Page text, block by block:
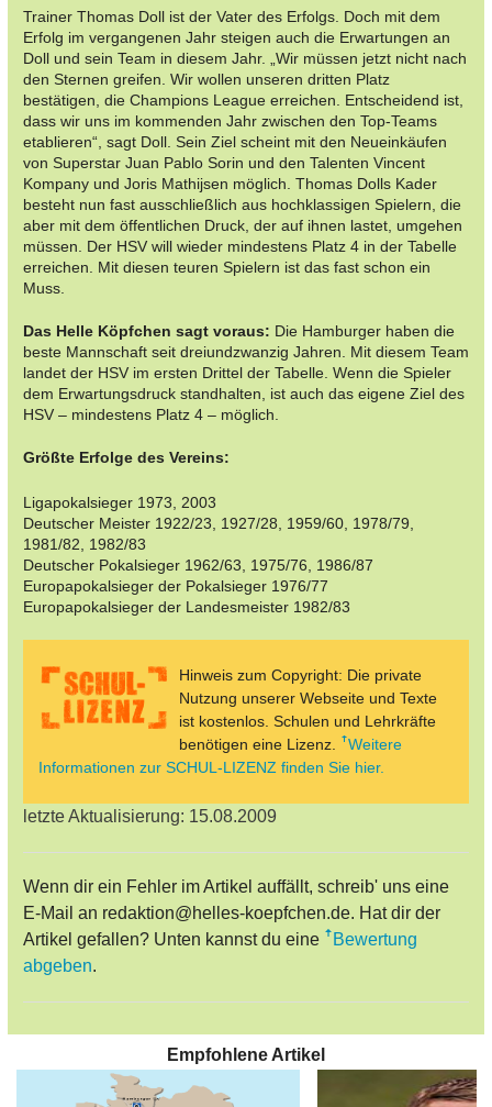
Trainer Thomas Doll ist der Vater des Erfolgs. Doch mit dem
Erfolg im vergangenen Jahr steigen auch die Erwartungen an
Doll und sein Team in diesem Jahr. „Wir müssen jetzt nicht nach
den Sternen greifen. Wir wollen unseren dritten Platz
bestätigen, die Champions League erreichen. Entscheidend ist,
dass wir uns im kommenden Jahr zwischen den Top-Teams
etablieren“, sagt Doll. Sein Ziel scheint mit den Neueinkäufen
von Superstar Juan Pablo Sorin und den Talenten Vincent
Kompany und Joris Mathijsen möglich. Thomas Dolls Kader
besteht nun fast ausschließlich aus hochklassigen Spielern, die
aber mit dem öffentlichen Druck, der auf ihnen lastet, umgehen
müssen. Der HSV will wieder mindestens Platz 4 in der Tabelle
erreichen. Mit diesen teuren Spielern ist das fast schon ein
Muss.
Das Helle Köpfchen sagt voraus: Die Hamburger haben die
beste Mannschaft seit dreiundzwanzig Jahren. Mit diesem Team
landet der HSV im ersten Drittel der Tabelle. Wenn die Spieler
dem Erwartungsdruck standhalten, ist auch das eigene Ziel des
HSV – mindestens Platz 4 – möglich.
Größte Erfolge des Vereins:
Ligapokalsieger 1973, 2003
Deutscher Meister 1922/23, 1927/28, 1959/60, 1978/79,
1981/82, 1982/83
Deutscher Pokalsieger 1962/63, 1975/76, 1986/87
Europapokalsieger der Pokalsieger 1976/77
Europapokalsieger der Landesmeister 1982/83
Hinweis zum Copyright: Die private
Nutzung unserer Webseite und Texte
ist kostenlos. Schulen und Lehrkräfte
benötigen eine Lizenz.
Weitere
Informationen zur SCHUL-LIZENZ finden Sie hier.
letzte Aktualisierung: 15.08.2009
Wenn dir ein Fehler im Artikel auffällt, schreib' uns eine
E-Mail an redaktion@helles-koepfchen.de. Hat dir der
Artikel gefallen? Unten kannst du eine
Bewertung
abgeben.
Empfohlene Artikel